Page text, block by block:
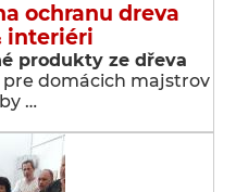
ochranu dreva
interiéri
produkty ze dřeva
domácich majstrov
…